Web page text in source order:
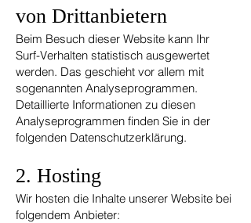
von Dritt­anbietern
Beim Besuch dieser Website kann Ihr
Surf-Verhalten statistisch ausgewertet
werden. Das geschieht vor allem mit
sogenannten Analyseprogrammen.
Detaillierte Informationen zu diesen
Analyseprogrammen finden Sie in der
folgenden Datenschutzerklärung.
2. Hosting
Wir hosten die Inhalte unserer Website bei
folgendem Anbieter: